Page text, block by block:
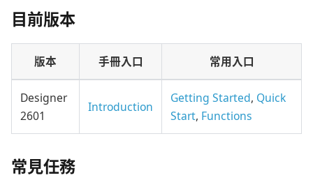
目前版本
版本 手冊入口 常用入口
Designer
2601
Introduction
Getting Started, Quick
Start, Functions
常見任務